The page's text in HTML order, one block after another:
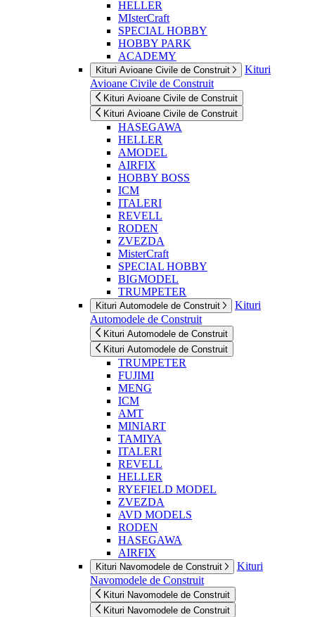
HELLER
MIsterCraft
SPECIAL HOBBY
HOBBY PARK
ACADEMY
Kituri Avioane Civile de Construit
Kituri
Avioane Civile de Construit
Kituri Avioane Civile de Construit
Kituri Avioane Civile de Construit
HASEGAWA
HELLER
AMODEL
AIRFIX
HOBBY BOSS
ICM
ITALERI
REVELL
RODEN
ZVEZDA
MisterCraft
SPECIAL HOBBY
BIGMODEL
TRUMPETER
Kituri Automodele de Construit
Kituri
Automodele de Construit
Kituri Automodele de Construit
Kituri Automodele de Construit
TRUMPETER
FUJIMI
MENG
ICM
AMT
MINIART
TAMIYA
ITALERI
REVELL
HELLER
RYEFIELD MODEL
ZVEZDA
AVD MODELS
RODEN
HASEGAWA
AIRFIX
Kituri Navomodele de Construit
Kituri
Navomodele de Construit
Kituri Navomodele de Construit
Kituri Navomodele de Construit